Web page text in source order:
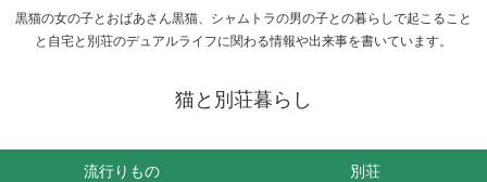
黒猫の女の子とおばあさん黒猫、シャムトラの男の子との暮らしで起こること
と自宅と別荘のデュアルライフに関わる情報や出来事を書いています。
猫と別荘暮らし
流行りもの 別荘